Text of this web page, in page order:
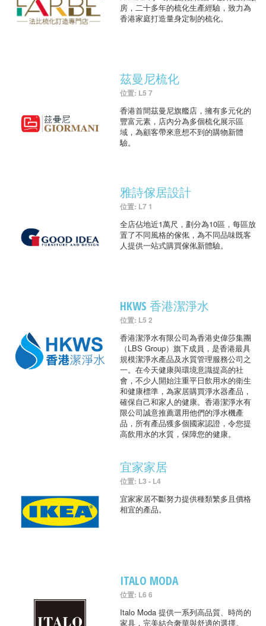
房，二十多年的梳化生產經驗，致力為
香港家庭打造量身定制的梳化。
茲曼尼梳化
位置: L5 7
香港首間茲曼尼旗艦店，擁有多元化的
豐富元素，店內分為多個梳化展示區
域，為顧客帶來意想不到的購物新體
驗。
雅詩傢居設計
位置: L7 1
全店佔地近1萬尺，劃分為10區，每區放
置了不同風格的傢俬，為不同品味既客
人提供一站式購買傢俬新體驗。
HKWS 香港潔淨水
位置: L5 2
香港潔淨水有限公司為香港史偉莎集團
（LBS Group）旗下成員，是香港最具
規模潔淨水產品及水質管理服務公司之
一。在今天健康與環境意識提高的社
會，不少人開始注重平日飲用水的衛生
和健康標準，為家居購買淨水器產品，
確保自己和家人的健康。香港潔淨水有
限公司誠意推薦選用他們的淨水機產
品，所有產品獲多個國家認證，令您提
高飲用水的水質，保障您的健康。
宜家家居
位置: L3 - L4
宜家家居不斷努力提供種類繁多且價格
相宜的產品。
ITALO MODA
位置: L6 6
Italo Moda 提供一系列高品質、時尚的
家具，完美結合奢華與舒適的選擇。